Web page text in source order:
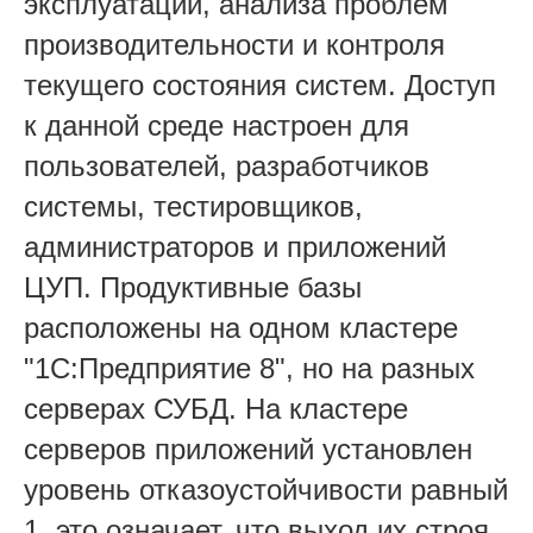
производительности и контроля
текущего состояния систем. Доступ
к данной среде настроен для
пользователей, разработчиков
системы, тестировщиков,
администраторов и приложений
ЦУП. Продуктивные базы
расположены на одном кластере
"1С:Предприятие 8", но на разных
серверах СУБД. На кластере
серверов приложений установлен
уровень отказоустойчивости равный